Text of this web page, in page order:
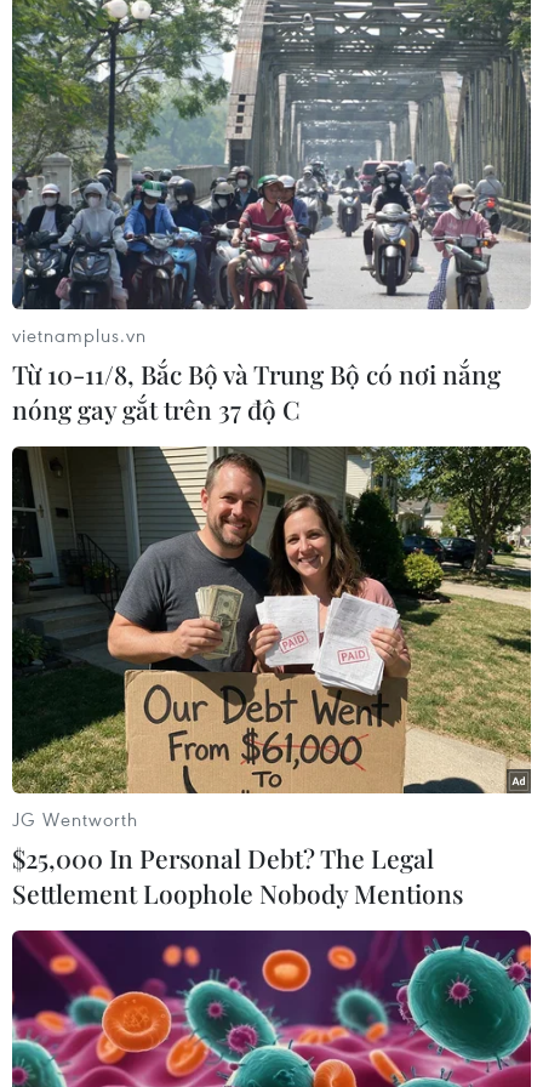
Cuộc tập trận được kỳ vọng là màn phô diễn hỏa lực
đáng gờm của đồng minh, thể hiện qua các hệ thống
vũ khí chủ lực như chiến đấu cơ tránh radar F-35A, trực
thăng tấn công AH-64 Apache, xe tăng K2.
Hàn Quốc: Lực lượng Mỹ tiến hành tập
trận không quân Elephant Walk
28/05/2023 08:39
Màn phô trương sức mạnh không quân của Mỹ diễn ra
trong bối cảnh căng thẳng kéo dài trên Bán đảo Triều
Tiên do Bình Nhưỡng tiếp tục thử vũ khí.
vietnamplus.vn
Từ 10-11/8, Bắc Bộ và Trung Bộ có nơi nắng
nóng gay gắt trên 37 độ C
JG Wentworth
$25,000 In Personal Debt? The Legal
Settlement Loophole Nobody Mentions